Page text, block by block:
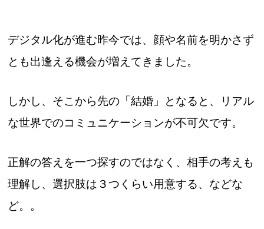
デジタル化が進む昨今では、顔や名前を明かさず
とも出逢える機会が増えてきました。
しかし、そこから先の「結婚」となると、リアル
な世界でのコミュニケーションが不可欠です。
正解の答えを一つ探すのではなく、相手の考えも
理解し、選択肢は３つくらい用意する、などな
ど。。